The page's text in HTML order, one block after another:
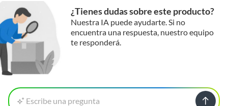
que también adquieras clavos y tornillos para madera, para
asegurar una fijación firme y segura. También puedes
considerar accesorios para muebles y clóset, como bisagras,
para darle un toque profesional a tus proyectos.
¿Tienes dudas sobre este producto?
Nuestra IA puede ayudarte. Si no
encuentra una respuesta, nuestro equipo
te responderá.
Escribe una pregunta